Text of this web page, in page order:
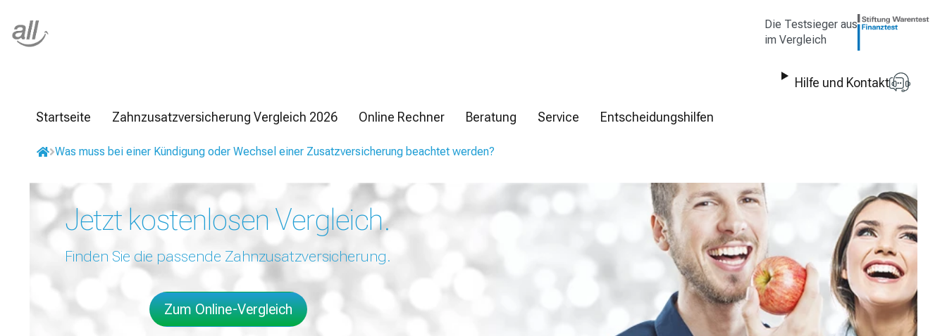
Die Testsieger aus
im Vergleich
Startseite Zahnzusatzversicherung Vergleich 2026 Online Rechner Beratung Service Entscheidungshilfen
Hilfe und Kontakt
Was muss bei einer Kündigung oder Wechsel einer Zusatzversicherung beachtet werden?
Jetzt kostenlosen Vergleich.
Finden Sie die passende Zahnzusatzversicherung.
Zum Online-Vergleich